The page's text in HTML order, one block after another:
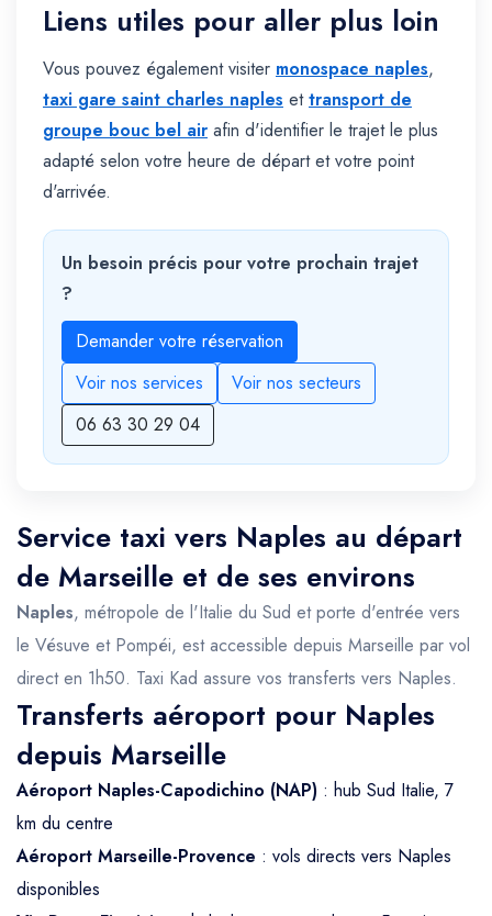
Liens utiles pour aller plus loin
Vous pouvez également visiter monospace naples,
taxi gare saint charles naples ettransport de
groupe bouc bel air afin d'identifier le trajet le plus
adapté selon votre heure de départ et votre point
d'arrivée.
Un besoin précis pour votre prochain trajet
?
Demander votre réservation
Voir nos services
Voir nos secteurs
06 63 30 29 04
Service taxi vers Naples au départ
de Marseille et de ses environs
Naples, métropole de l'Italie du Sud et porte d'entrée vers
le Vésuve et Pompéi, est accessible depuis Marseille par vol
direct en 1h50. Taxi Kad assure vos transferts vers Naples.
Transferts aéroport pour Naples
depuis Marseille
Aéroport Naples-Capodichino (NAP) : hub Sud Italie, 7
km du centre
Aéroport Marseille-Provence : vols directs vers Naples
disponibles